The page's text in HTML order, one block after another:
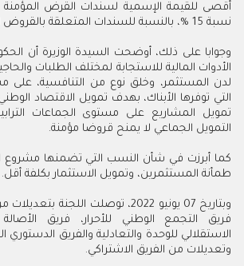
أقصى للقيمة الإسمية لسندات القرض المؤمنة
نسبة 15 %، بالنسبة للسندات المتعلقة بالقروض الرهنية.
وجوابا على ذلك، أوضحت السيدة الوزيرة أن
الأدوات المالية للاستجابة لمختلف الطلبات
لدن المستثمر، وخلق نوع من التنافسية، على
التي توفرها الأبناك، بهدف تمويل الاقتصاد
تمويل المشاريع على مستوى الجماعات
التمويل الجماعي لا يمنح قروضا مؤمنة.
كما أبرزت في شأن النسب التي تضمنها مشروع
طمأنة المستثمرين، وتمويل الاستثمار بكلفة أقل.
وبتاريخ 07 يونيو 2022، توصلت اللجنة
فريق التجمع الوطني للأحرار، فريق
الاستقلالي للوحدة والتعادلية والفريق الدستوري
وتعديلات من الفريق الاشتراكي.